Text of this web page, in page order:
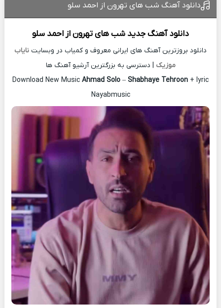
دانلود آهنگ شب های تهرون از احمد سلو
دانلود آهنگ جدید شب های تهرون ازاحمد سلو
دانلود بروزترین آهنگ های ایرانی معروف و کمیاب در وبسایت نایاب
موزیک | دسترسی به بزرگترین آرشیو آهنگ ها
Download New Music Ahmad Solo – Shabhaye Tehroon + lyric
Nayabmusic